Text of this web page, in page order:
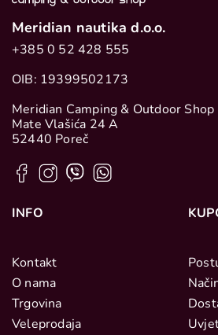
Meridian nautika d.o.o.
+385 0 52 428 555
OIB: 19399502173
Meridian Camping & Outdoor Shop
Mate Vlašića 24 A
52440 Poreč
INFO
Kontakt
O nama
Trgovina
Veleprodaja